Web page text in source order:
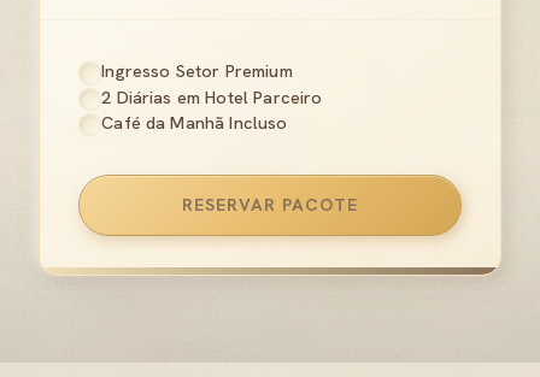
Ingresso Setor Premium
2 Diárias em Hotel Parceiro
Café da Manhã Incluso
RESERVAR PACOTE